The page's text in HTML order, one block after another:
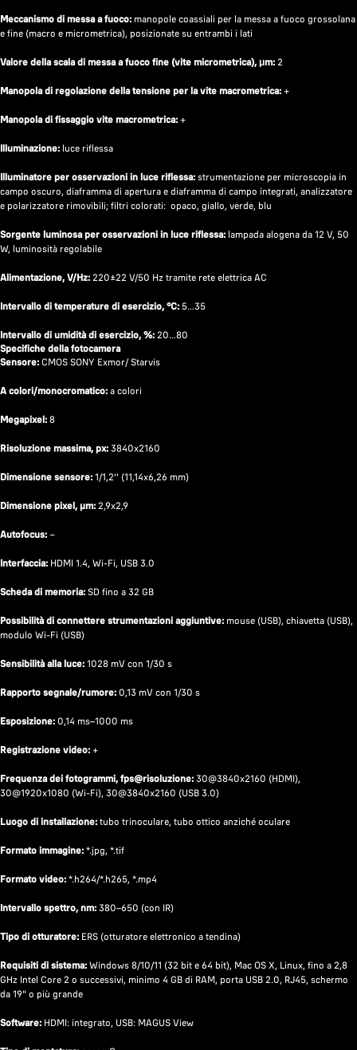
Meccanismo di messa a fuoco: manopole coassiali per la messa a fuoco grossolana
e fine (macro e micrometrica), posizionate su entrambi i lati
Valore della scala di messa a fuoco fine (vite micrometrica), μm: 2
Manopola di regolazione della tensione per la vite macrometrica: +
Manopola di fissaggio vite macrometrica: +
Illuminazione: luce riflessa
Illuminatore per osservazioni in luce riflessa: strumentazione per microscopia in
campo oscuro, diaframma di apertura e diaframma di campo integrati, analizzatore
e polarizzatore rimovibili; filtri colorati: opaco, giallo, verde, blu
Sorgente luminosa per osservazioni in luce riflessa: lampada alogena da 12 V, 50
W, luminosità regolabile
Alimentazione, V/Hz: 220±22 V/50 Hz tramite rete elettrica AC
Intervallo di temperature di esercizio, °C: 5…35
Intervallo di umidità di esercizio, %: 20…80
Specifiche della fotocamera
Sensore: CMOS SONY Exmor/ Starvis
A colori/monocromatico: a colori
Megapixel: 8
Risoluzione massima, px: 3840x2160
Dimensione sensore: 1/1,2'' (11,14x6,26 mm)
Dimensione pixel, µm: 2,9x2,9
Autofocus: −
Interfaccia: HDMI 1.4, Wi-Fi, USB 3.0
Scheda di memoria: SD fino a 32 GB
Possibilità di connettere strumentazioni aggiuntive: mouse (USB), chiavetta (USB),
modulo Wi-Fi (USB)
Sensibilità alla luce: 1028 mV con 1/30 s
Rapporto segnale/rumore: 0,13 mV con 1/30 s
Esposizione: 0,14 ms–1000 ms
Registrazione video: +
Frequenza dei fotogrammi, fps@risoluzione: 30@3840х2160 (HDMI),
30@1920х1080 (Wi-Fi), 30@3840х2160 (USB 3.0)
Luogo di installazione: tubo trinoculare, tubo ottico anziché oculare
Formato immagine: *.jpg, *.tif
Formato video: *.h264/*.h265, *.mp4
Intervallo spettro, nm: 380–650 (con IR)
Tipo di otturatore: ERS (otturatore elettronico a tendina)
Requisiti di sistema: Windows 8/10/11 (32 bit e 64 bit), Mac OS X, Linux, fino a 2,8
GHz Intel Core 2 o successivi, minimo 4 GB di RAM, porta USB 2.0, RJ45, schermo
da 19" o più grande
Software: HDMI: integrato, USB: MAGUS View